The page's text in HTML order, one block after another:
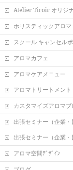
Atelier Tiroir オリジ
ホリスティックアロマ
スクール キャンセル
アロマカフェ
アロマケアメニュー
アロマトリートメント
カスタマイズアロマブ
出張セミナー（企業・
出張セミナー（企業・
アロマ空間ﾃﾞｻﾞｲﾝ